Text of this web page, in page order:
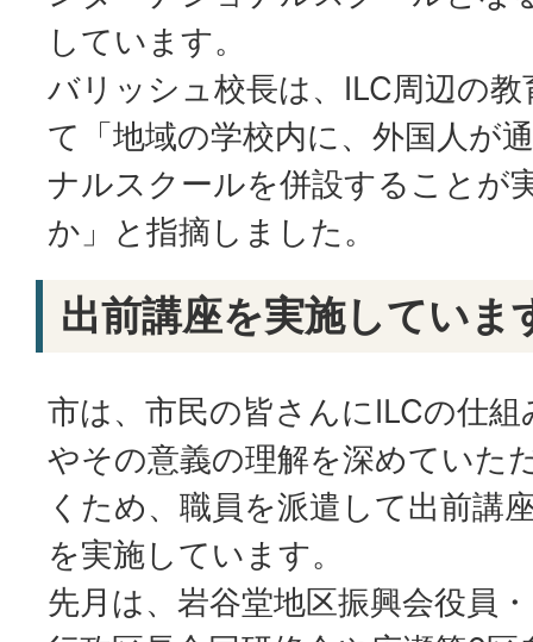
しています。
バリッシュ校長は、ILC周辺の
て「地域の学校内に、外国人が
ナルスクールを併設することが
か」と指摘しました。
出前講座を実施していま
市は、市民の皆さんにILCの仕組
やその意義の理解を深めていた
くため、職員を派遣して出前講
を実施しています。
先月は、岩谷堂地区振興会役員・